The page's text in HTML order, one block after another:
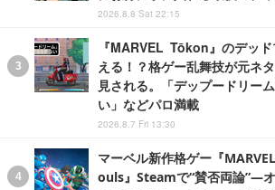
2026.8.8 Sat 22:15
『MARVEL Tōkon』のデッ
える！？格ゲー乱舞技が元ネ
見される。「デップードリー
い」などパロ満載
2026.8.7 Fri 13:30
マーベル新作格ゲー『
ouls』Steamで“賛否両論”―